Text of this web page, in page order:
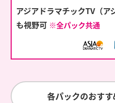
アジアドラマチックTV（ア
も視野可 ※全パック共通
各パックのおす